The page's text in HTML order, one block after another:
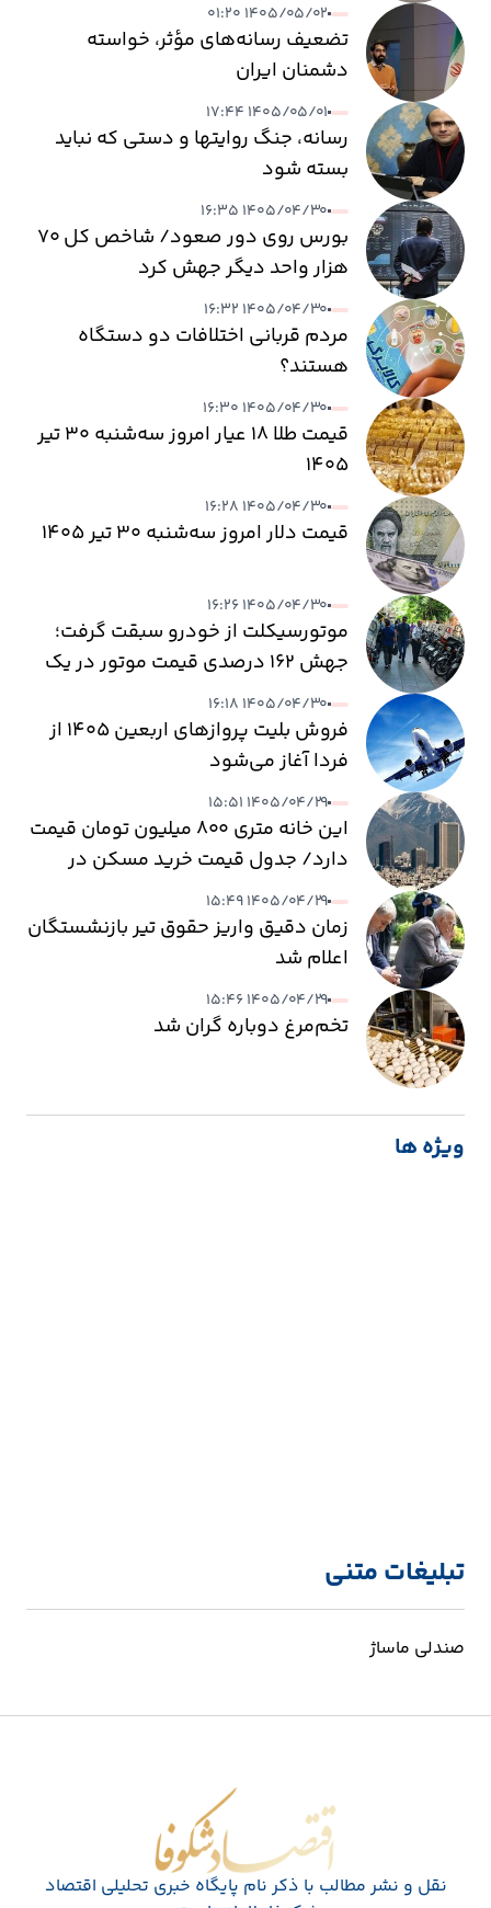
۱۴۰۵/۰۵/۰۲ ۰۱:۲۰
تضعیف رسانه‌های مؤثر، خواسته
دشمنان ایران
۱۴۰۵/۰۵/۰۱ ۱۷:۴۴
رسانه، جنگ روایتها و دستی که نباید
بسته شود
۱۴۰۵/۰۴/۳۰ ۱۶:۳۵
بورس روی دور صعود/ شاخص کل ۷۰
هزار واحد دیگر جهش کرد
۱۴۰۵/۰۴/۳۰ ۱۶:۳۲
مردم قربانی اختلافات دو دستگاه
هستند؟
۱۴۰۵/۰۴/۳۰ ۱۶:۳۰
قیمت طلا ۱۸ عیار امروز سه‌شنبه ۳۰ تیر
۱۴۰۵
۱۴۰۵/۰۴/۳۰ ۱۶:۲۸
قیمت دلار امروز سه‌شنبه ۳۰ تیر ۱۴۰۵
۱۴۰۵/۰۴/۳۰ ۱۶:۲۶
موتورسیکلت از خودرو سبقت گرفت؛
جهش ۱۶۲ درصدی قیمت موتور در یک
سال
۱۴۰۵/۰۴/۳۰ ۱۶:۱۸
فروش بلیت پروازهای اربعین ۱۴۰۵ از
فردا آغاز می‌شود
۱۴۰۵/۰۴/۲۹ ۱۵:۵۱
این خانه متری ۸۰۰ میلیون تومان قیمت
دارد/ جدول قیمت خرید مسکن در
پایتخت
۱۴۰۵/۰۴/۲۹ ۱۵:۴۹
زمان دقیق واریز حقوق تیر بازنشستگان
اعلام شد
۱۴۰۵/۰۴/۲۹ ۱۵:۴۶
تخم‌مرغ دوباره گران شد
ویژه ها
تبلیغات متنی
صندلی ماساژ
اقتصاد شکوفا
نقل و نشر مطالب با ذکر نام پايگاه خبری تحليلی اقتصاد